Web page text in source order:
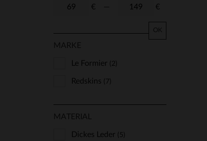
€ €
OK
MARKE
Le Formier (2)
Redskins (7)
MATERIAL
Dickes Leder (5)